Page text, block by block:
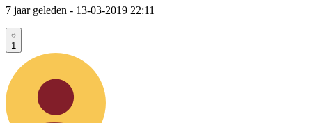
7 jaar geleden - 13-03-2019 22:11
1